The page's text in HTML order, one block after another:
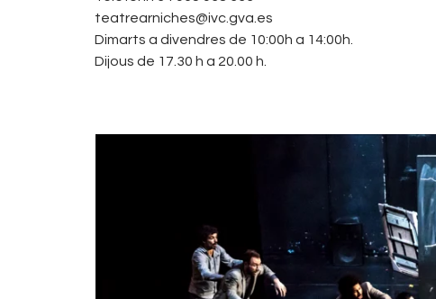
teatrearniches@ivc.gva.es
Dimarts a divendres de 10:00h a 14:00h.
Dijous de 17.30 h a 20.00 h.